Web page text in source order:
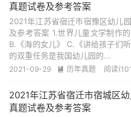
真题试卷及参考答案
2021年江苏省宿迁市宿豫区幼儿
及参考答案 1.世界儿童文学制作
B.《海的女儿》 C.《讲给孩子们
的双重任务是我国幼儿园的...
2021-09-29  历年真题 阅读
2021年江苏省宿迁市宿城区
真题试卷及参考答案